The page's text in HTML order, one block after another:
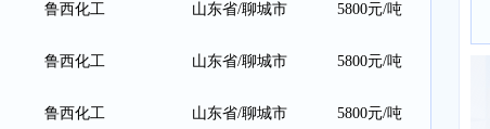
鲁西化工 山东省/聊城市 5800元/吨
鲁西化工 山东省/聊城市 5800元/吨
鲁西化工 山东省/聊城市 5800元/吨